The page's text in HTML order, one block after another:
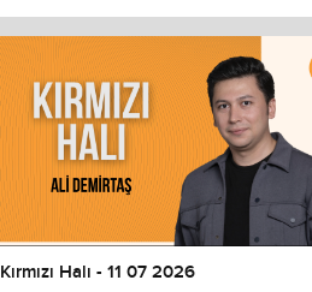
Window
Color
Transparency
Font Size
Text Edge Style
Font Family
Kırmızı Halı - 11 07 2026